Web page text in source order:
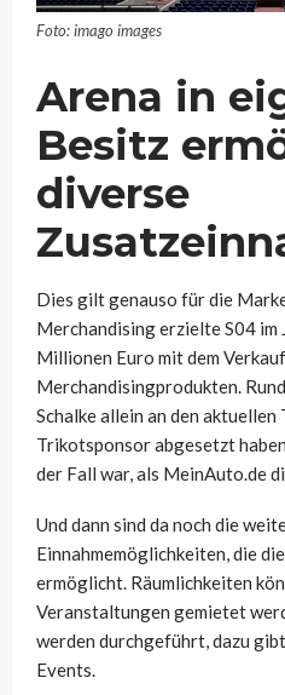
Foto: imago images
Arena in
Besitz
diverse
Dies gilt genauso für die
Merchandising erzielte S04 im
Millionen Euro mit dem
Merchandisingprodukten.
Schalke allein an den
Trikotsponsor abgesetzt
der Fall war, als MeinAuto.de
Und dann sind da noch die
Einnahmemöglichkeiten, die
ermöglicht. Räumlichkeiten
Veranstaltungen gemietet
werden durchgeführt, dazu
Events.